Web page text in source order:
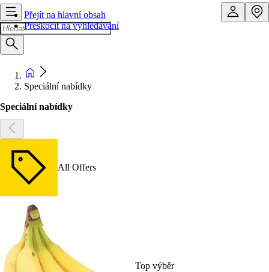
Přejít na hlavní obsah
Přeskočit na vyhledávání
Speciální nabídky
Speciální nabídky
All Offers
Top výběr